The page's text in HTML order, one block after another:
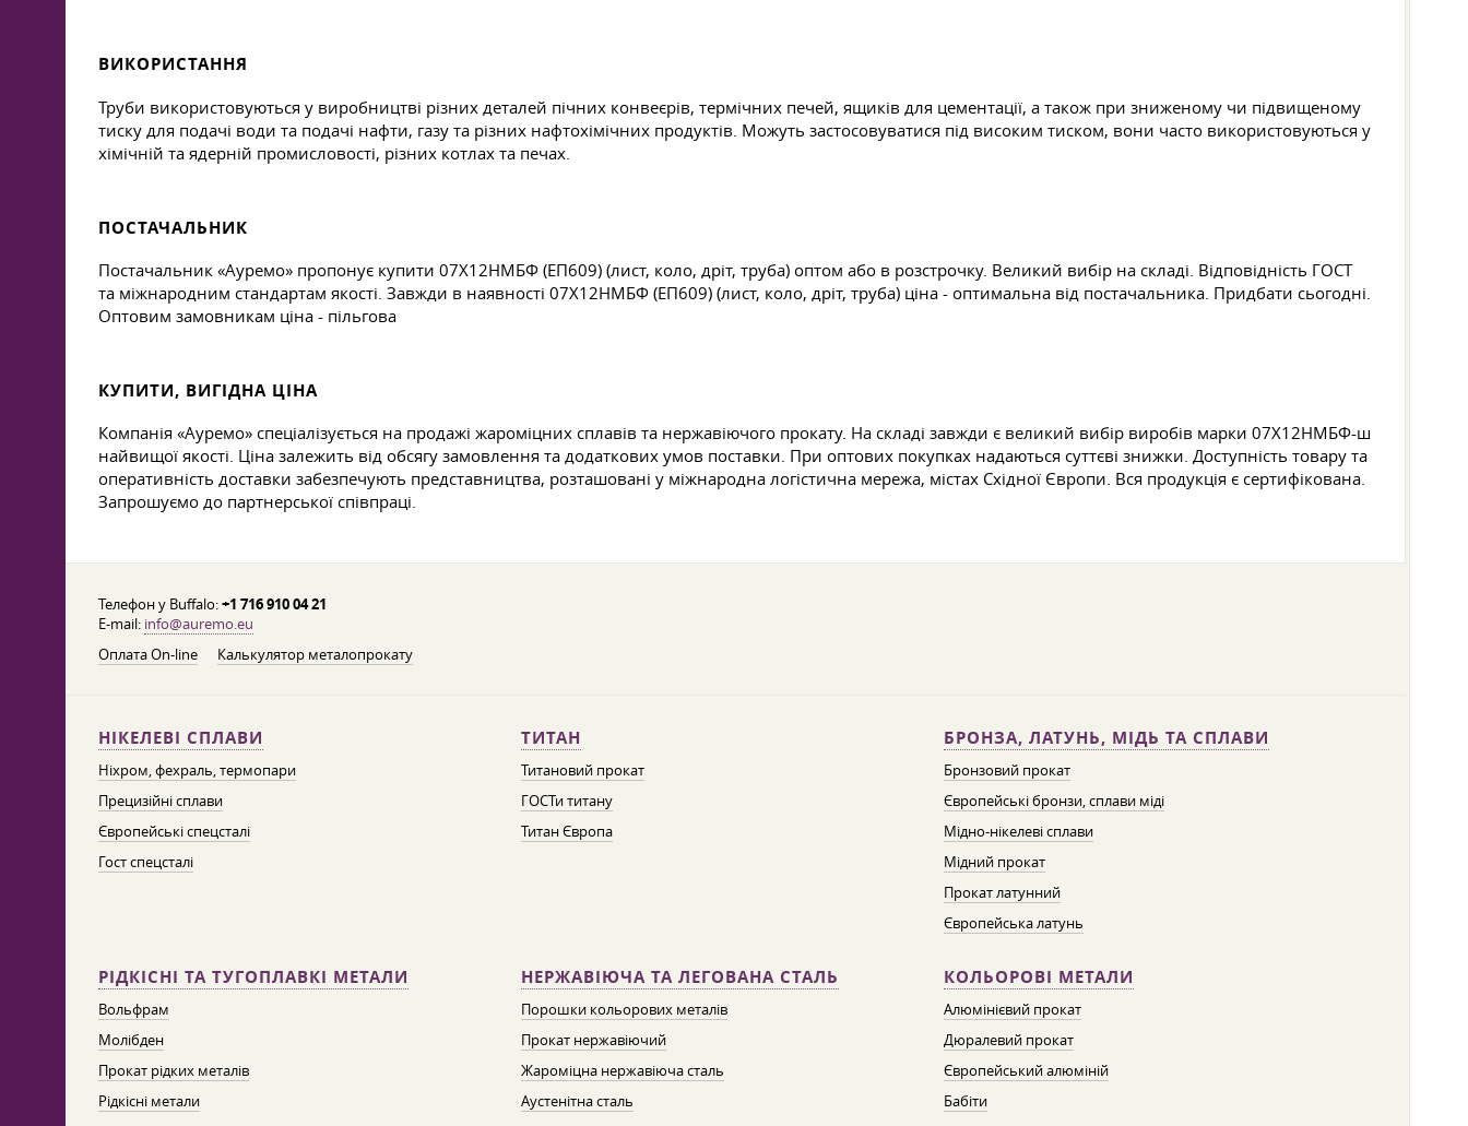
ВИКОРИСТАННЯ
Труби використовуються у виробництві різних деталей пічних конвеєрів, термічних печей, ящиків для цементації, а також при зниженому чи підвищеному
тиску для подачі води та подачі нафти, газу та різних нафтохімічних продуктів. Можуть застосовуватися під високим тиском, вони часто використовуються у
хімічній та ядерній промисловості, різних котлах та печах.
ПОСТАЧАЛЬНИК
Постачальник «Ауремо» пропонує купити 07Х12НМБФ (ЕП609) (лист, коло, дріт, труба) оптом або в розстрочку. Великий вибір на складі. Відповідність ГОСТ
та міжнародним стандартам якості. Завжди в наявності 07Х12НМБФ (ЕП609) (лист, коло, дріт, труба) ціна - оптимальна від постачальника. Придбати сьогодні.
Оптовим замовникам ціна - пільгова
КУПИТИ, ВИГІДНА ЦІНА
Компанія «Ауремо» спеціалізується на продажі жароміцних сплавів та нержавіючого прокату. На складі завжди є великий вибір виробів марки 07Х12НМБФ-ш
найвищої якості. Ціна залежить від обсягу замовлення та додаткових умов поставки. При оптових покупках надаються суттєві знижки. Доступність товару та
оперативність доставки забезпечують представництва, розташовані у міжнародна логістична мережа, містах Східної Європи. Вся продукція є сертифікована.
Запрошуємо до партнерської співпраці.
Телефон у Buffalo:+1 716 910 04 21
E-mail: info@auremo.eu
Оплата On-line
Калькулятор металопрокату
НІКЕЛЕВІ СПЛАВИ
Ніхром, фехраль, термопари
Прецизійні сплави
Європейські спецсталі
Гост спецсталі
ТИТАН
Титановий прокат
ГОСТи титану
Титан Європа
БРОНЗА, ЛАТУНЬ, МІДЬ ТА СПЛАВИ
Бронзовий прокат
Європейські бронзи, сплави міді
Мідно-нікелеві сплави
Мідний прокат
Прокат латунний
Європейська латунь
РІДКІСНІ ТА ТУГОПЛАВКІ МЕТАЛИ
Вольфрам
Молібден
Прокат рідких металів
Рідкісні метали
НЕРЖАВІЮЧА ТА ЛЕГОВАНА СТАЛЬ
Порошки кольорових металів
Прокат нержавіючий
Жароміцна нержавіюча сталь
Аустенітна сталь
КОЛЬОРОВІ МЕТАЛИ
Алюмінієвий прокат
Дюралевий прокат
Європейський алюміній
Бабіти